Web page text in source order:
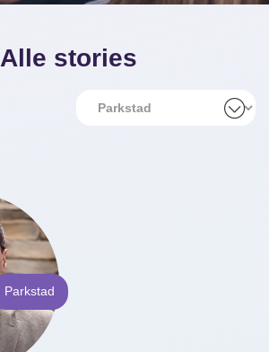
Alle stories
Parkstad